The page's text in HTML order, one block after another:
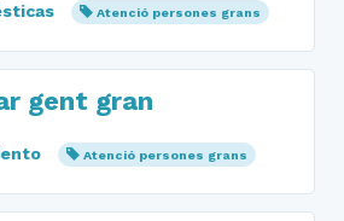
Atenció persones grans
gent gran
Atenció persones grans